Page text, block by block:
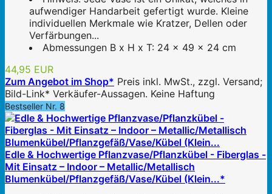
aufwendiger Handarbeit gefertigt wurde. Kleine
individuellen Merkmale wie Kratzer, Dellen oder
Verfärbungen...
Abmessungen B x H x T: 24 x 49 x 24 cm
44,95 EUR
Zum Angebot im Shop* Preis inkl. MwSt., zzgl. Versand;
Bild-Link* Verkäufer-Aussagen. Keine Haftung
Bestseller Nr. 8
Edle & Hochwertige Pflanzvase/Pflanzkübel - Fiberglas -
Mit Einsatz – Indoor – Metallic/Metallisch
Blumenkübel/Pflanzgefäß/Vase/Kübel (Klein...*